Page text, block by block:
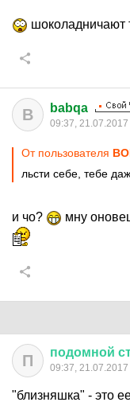
шоколадничают
B babqa
09:37, 21.07.2017
От пользователя
льсти себе, тебе
и чо? мну
П подомной
09:37, 21.07.2017
"близняшка" - это